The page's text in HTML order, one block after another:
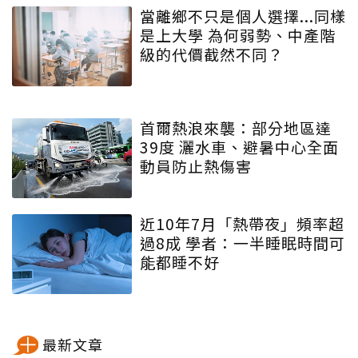
當離鄉不只是個人選擇...同樣
是上大學 為何弱勢、中產階
級的代價截然不同？
首爾熱浪來襲：部分地區達
39度 灑水車、避暑中心全面
動員防止熱傷害
近10年7月「熱帶夜」頻率超
過8成 學者：一半睡眠時間可
能都睡不好
最新文章